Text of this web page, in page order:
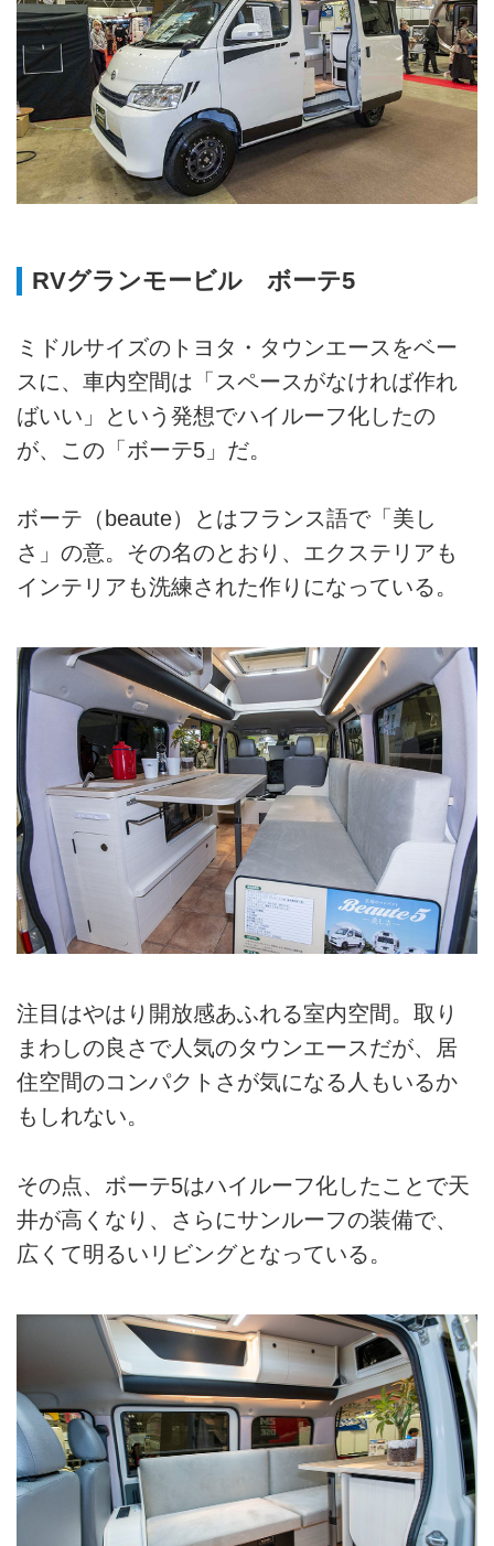
RVグランモービル ボーテ5
ミドルサイズのトヨタ・タウンエースをベー
スに、車内空間は「スペースがなければ作れ
ばいい」という発想でハイルーフ化したの
が、この「ボーテ5」だ。
ボーテ（beaute）とはフランス語で「美し
さ」の意。その名のとおり、エクステリアも
インテリアも洗練された作りになっている。
注目はやはり開放感あふれる室内空間。取り
まわしの良さで人気のタウンエースだが、居
住空間のコンパクトさが気になる人もいるか
もしれない。
その点、ボーテ5はハイルーフ化したことで天
井が高くなり、さらにサンルーフの装備で、
広くて明るいリビングとなっている。